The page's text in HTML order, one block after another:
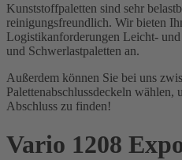
Kunststoffpaletten sind sehr
reinigungsfreundlich. Wir bieten
Logistikanforderungen Leicht-
und Schwerlastpaletten an.
Außerdem können Sie bei uns
Palettenabschlussdeckeln wählen,
Abschluss zu finden!
Vario 1208